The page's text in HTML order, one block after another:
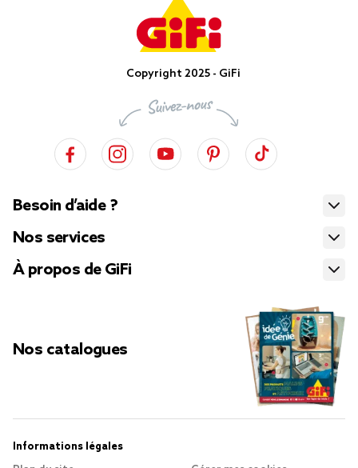
Copyright 2025 - GiFi
Besoin d’aide ?
Nos services
À propos de GiFi
Nos catalogues
Informations légales